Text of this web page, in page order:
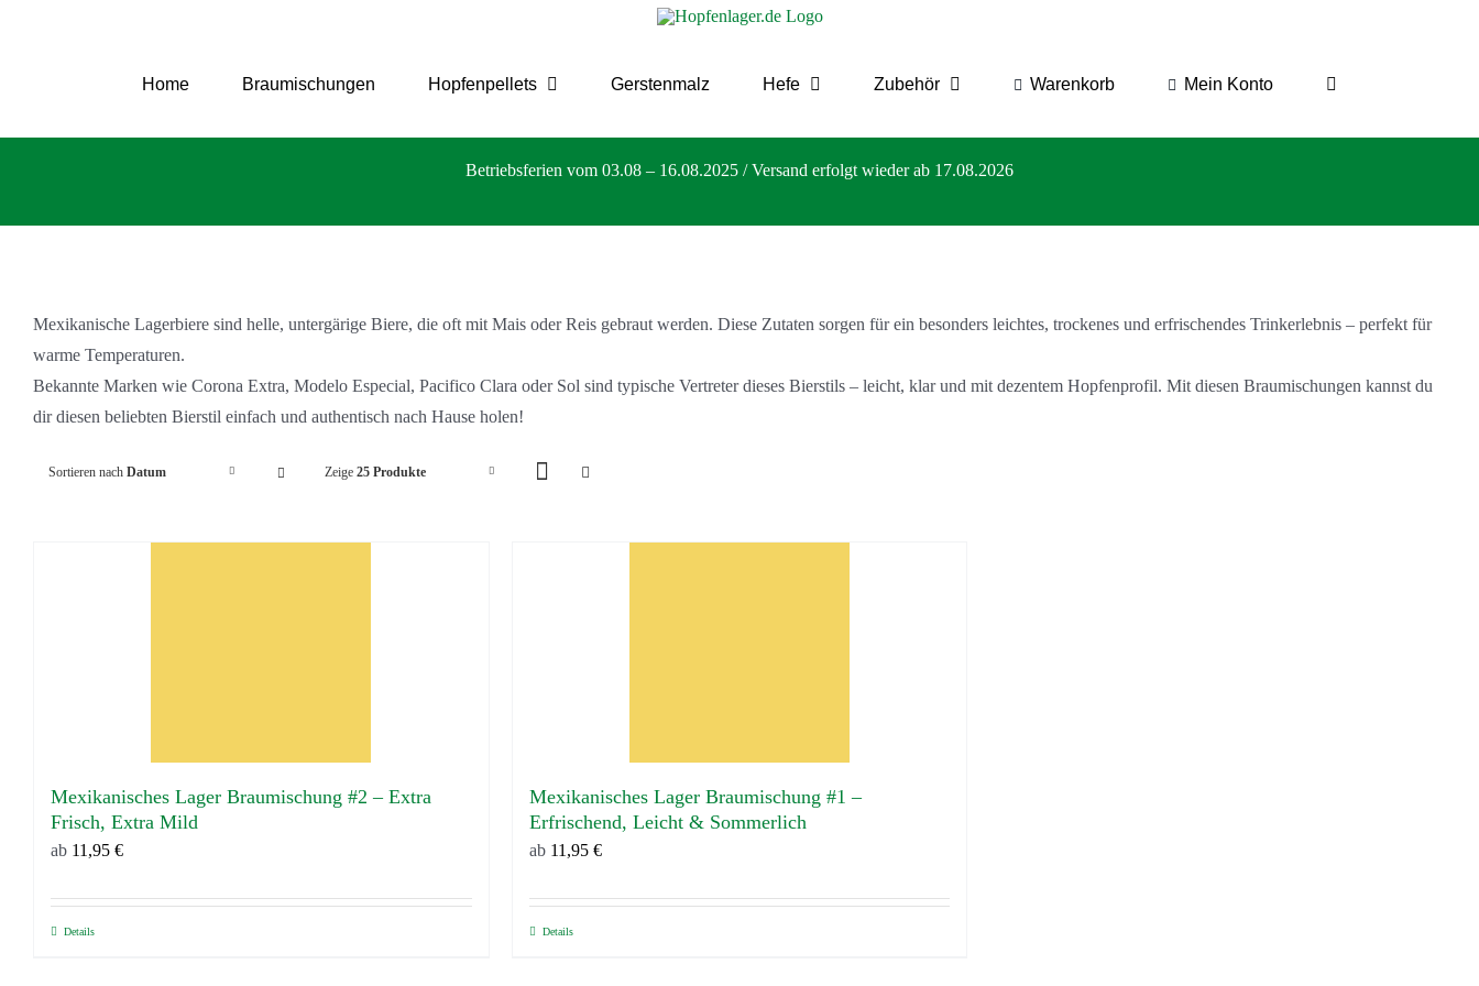
Home Braumischungen Hopfenpellets Gerstenmalz Hefe Zubehör Warenkorb Mein Konto
Betriebsferien vom 03.08 – 16.08.2025 / Versand erfolgt wieder ab 17.08.2026
Mexikanische Lagerbiere sind helle, untergärige Biere, die oft mit Mais oder Reis gebraut werden. Diese Zutaten sorgen für ein besonders leichtes, trockenes und erfrischendes Trinkerlebnis – perfekt für
warme Temperaturen.
Bekannte Marken wie Corona Extra, Modelo Especial, Pacifico Clara oder Sol sind typische Vertreter dieses Bierstils – leicht, klar und mit dezentem Hopfenprofil. Mit diesen Braumischungen kannst du
dir diesen beliebten Bierstil einfach und authentisch nach Hause holen!
Sortieren nach Datum Zeige 25 Produkte
Mexikanisches Lager Braumischung #2 – Extra
Frisch, Extra Mild
ab 11,95 €
Dieses
Details
Mexikanisches Lager Braumischung #1 –
Erfrischend, Leicht & Sommerlich
ab 11,95 €
Dieses
Details